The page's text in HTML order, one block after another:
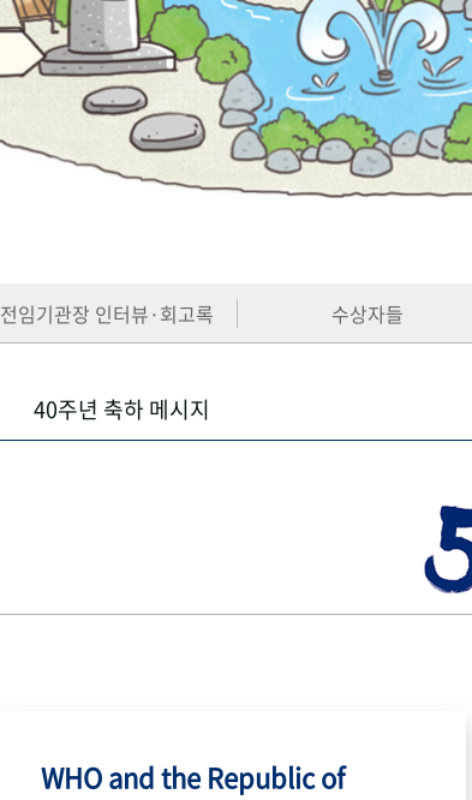
전임기관장 인터뷰·회고록 수상자들
40주년 축하 메시지
WHO and the Republic of